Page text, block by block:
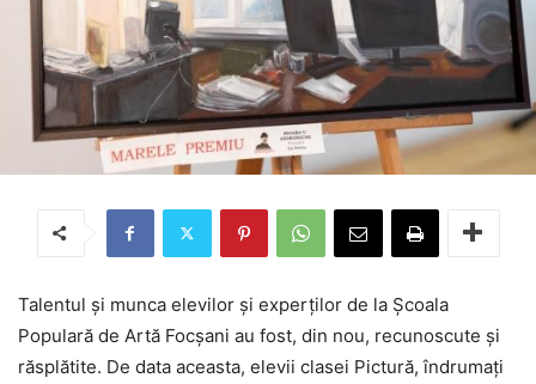
Talentul și munca elevilor și experților de la Școala
Populară de Artă Focșani au fost, din nou, recunoscute și
răsplătite. De data aceasta, elevii clasei Pictură, îndrumați